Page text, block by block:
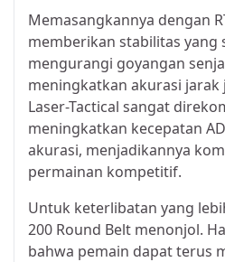
Memasangkannya dengan
memberikan stabilitas yang
mengurangi goyangan
meningkatkan akurasi jarak
Laser-Tactical sangat
meningkatkan kecepatan
akurasi, menjadikannya
permainan kompetitif.
Untuk keterlibatan yang
200 Round Belt menonjol.
bahwa pemain dapat terus